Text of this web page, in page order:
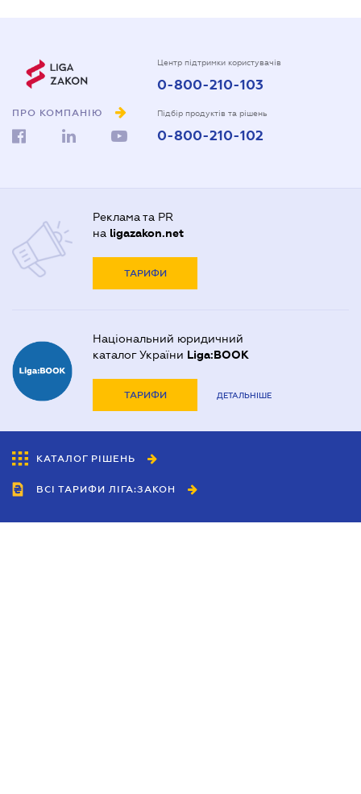
ПРО КОМПАНІЮ
Центр підтримки користувачів
0-800-210-103
Підбір продуктів та рішень
0-800-210-102
Реклама та PR
на ligazakon.net
ТАРИФИ
Національний юридичний
каталог України Liga:BOOK
ТАРИФИ ДЕТАЛЬНІШЕ
КАТАЛОГ РІШЕНЬ
ВСІ ТАРИФИ ЛІГА:ЗАКОН